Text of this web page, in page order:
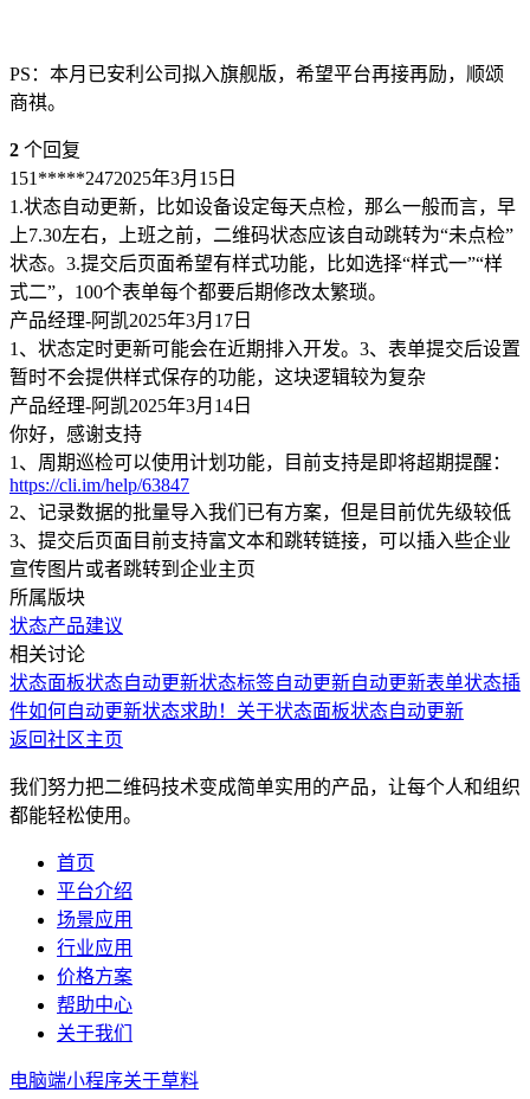
PS：本月已安利公司拟入旗舰版，希望平台再接再励，顺颂
商祺。
2 个回复
151*****2472025年3月15日
1.状态自动更新，比如设备设定每天点检，那么一般而言，早
上7.30左右，上班之前，二维码状态应该自动跳转为“未点检”
状态。3.提交后页面希望有样式功能，比如选择“样式一”“样
式二”，100个表单每个都要后期修改太繁琐。
产品经理-阿凯2025年3月17日
1、状态定时更新可能会在近期排入开发。3、表单提交后设置
暂时不会提供样式保存的功能，这块逻辑较为复杂
产品经理-阿凯2025年3月14日
你好，感谢支持
1、周期巡检可以使用计划功能，目前支持是即将超期提醒：
https://cli.im/help/63847
2、记录数据的批量导入我们已有方案，但是目前优先级较低
3、提交后页面目前支持富文本和跳转链接，可以插入些企业
宣传图片或者跳转到企业主页
所属版块
状态产品建议
相关讨论
状态面板状态自动更新状态标签自动更新自动更新表单状态插
件如何自动更新状态求助！关于状态面板状态自动更新
返回社区主页
我们努力把二维码技术变成简单实用的产品，让每个人和组织
都能轻松使用。
首页
平台介绍
场景应用
行业应用
价格方案
帮助中心
关于我们
电脑端小程序关于草料